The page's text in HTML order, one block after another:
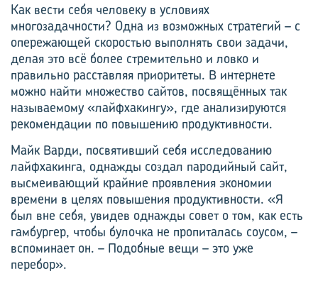
Как вести себя человеку в условиях
многозадачности? Одна из возможных стратегий – с
опережающей скоростью выполнять свои задачи,
делая это всё более стремительно и ловко и
правильно расставляя приоритеты. В интернете
можно найти множество сайтов, посвящённых так
называемому «лайфхакингу», где анализируются
рекомендации по повышению продуктивности.
Майк Варди, посвятивший себя исследованию
лайфхакинга, однажды создал пародийный сайт,
высмеивающий крайние проявления экономии
времени в целях повышения продуктивности. «Я
был вне себя, увидев однажды совет о том, как есть
гамбургер, чтобы булочка не пропиталась соусом, –
вспоминает он. – Подобные вещи – это уже
перебор».